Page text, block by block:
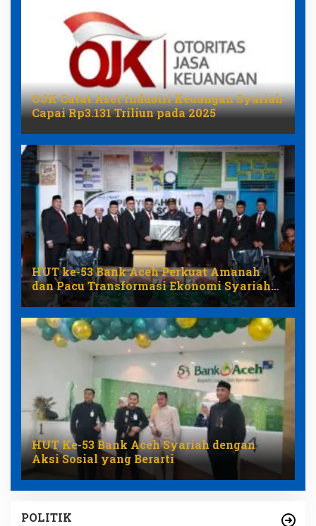
OJK Catat Aset Industri Keuangan Syariah
Capai Rp3.131 Triliun pada 2025
HUT ke-53 Bank Aceh Perkuat Amanah
dan Pacu Transformasi Ekonomi Syariah
Aceh
HUT Ke-53 Bank Aceh Syariah dengan
Aksi Sosial yang Berarti
POLITIK